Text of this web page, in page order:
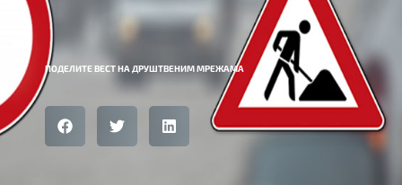
ПОДЕЛИТЕ ВЕСТ НА ДРУШТВЕНИМ МРЕЖАМА